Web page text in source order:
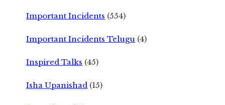
Important Incidents (554)
Important Incidents Telugu (4)
Inspired Talks (45)
Isha Upanishad (15)